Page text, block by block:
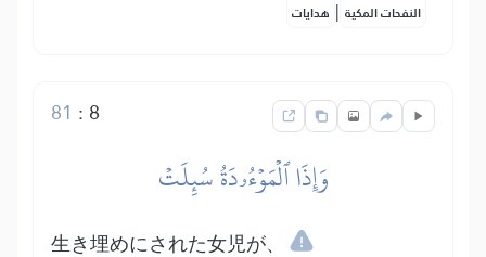
النفحات المكية | هدايات
8
:
81
وَإِذَا ٱلۡمَوۡءُۥدَةُ سُئِلَتۡ
生き埋めにされた女児が、